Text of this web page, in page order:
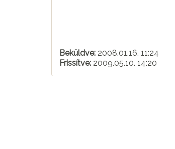
Beküldve: 2008.01.16. 11:24
Frissítve: 2009.05.10. 14:20